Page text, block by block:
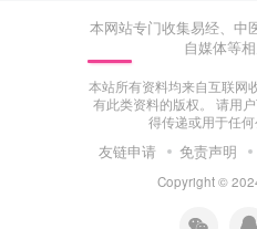
本网站专门收集易经、中
自媒体等相
本站所有资料均来自互联网
有此类资料的版权。 请用
得传递或用于任何
友链申请 免责声明
Copyright ©